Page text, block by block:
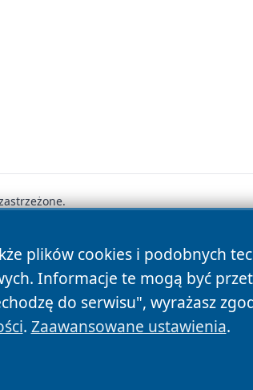
plików cookies i podobnych
Informacje te mogą być
do serwisu", wyrażasz
. Zaawansowane ustawienia.
Cookies